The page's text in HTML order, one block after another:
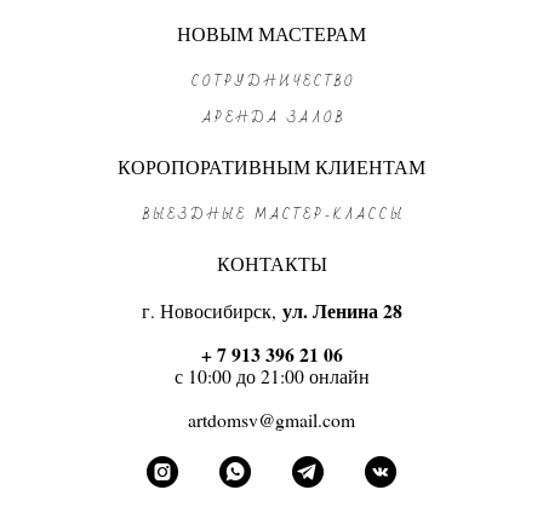
НОВЫМ МАСТЕРАМ
СОТРУДНИЧЕСТВО
АРЕНДА ЗАЛОВ
КОРОПОРАТИВНЫМ КЛИЕНТАМ
ВЫЕЗДНЫЕ МАСТЕР-КЛАССЫ
КОНТАКТЫ
г. Новосибирск, ул. Ленина 28
+ 7 913 396 21 06
с 10:00 до 21:00 онлайн
artdomsv@gmail.com